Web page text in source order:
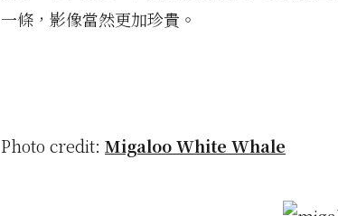
一條，影像當然更加珍貴。
Photo credit: Migaloo White Whale